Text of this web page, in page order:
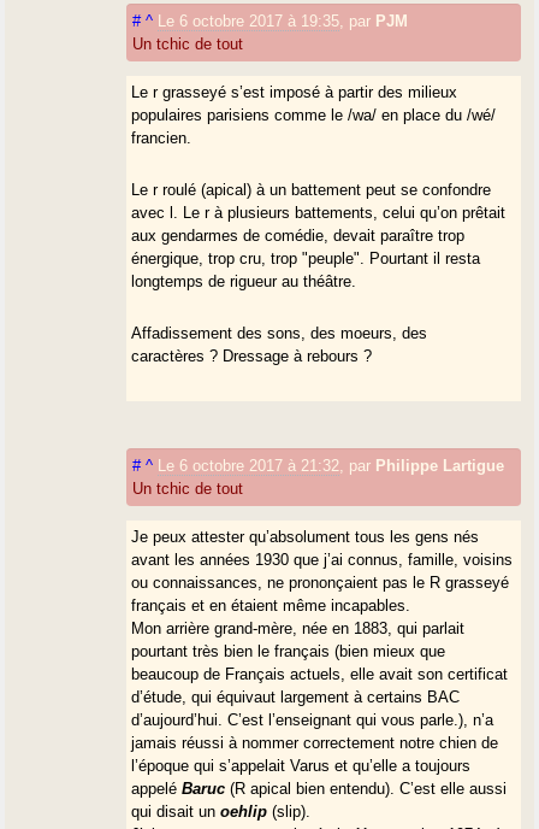
# ^ Le 6 octobre 2017 à 19:35 par PJM
Un tchic de tout
Le r grasseyé s’est imposé à partir des milieux
populaires parisiens comme le /wa/ en place du /wé/
francien.
Le r roulé (apical) à un battement peut se confondre
avec l. Le r à plusieurs battements, celui qu’on prêtait
aux gendarmes de comédie, devait paraître trop
énergique, trop cru, trop "peuple". Pourtant il resta
longtemps de rigueur au théâtre.
Affadissement des sons, des moeurs, des
caractères ? Dressage à rebours ?
# ^ Le 6 octobre 2017 à 21:32 par Philippe Lartigue
Un tchic de tout
Je peux attester qu’absolument tous les gens nés
avant les années 1930 que j’ai connus, famille, voisins
ou connaissances, ne prononçaient pas le R grasseyé
français et en étaient même incapables.
Mon arrière grand-mère, née en 1883, qui parlait
pourtant très bien le français (bien mieux que
beaucoup de Français actuels, elle avait son certificat
d’étude, qui équivaut largement à certains BAC
d’aujourd’hui. C’est l’enseignant qui vous parle.), n’a
jamais réussi à nommer correctement notre chien de
l’époque qui s’appelait Varus et qu’elle a toujours
appeléBaruc (R apical bien entendu). C’est elle aussi
qui disait unoehlip (slip).